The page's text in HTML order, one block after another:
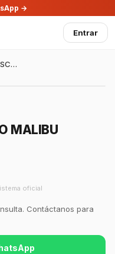
→
Entrar
CUCHARA DE REFRESCO MALIBU TRAMONTINA
MALIBU
oficial
Contáctanos para
tu asesor